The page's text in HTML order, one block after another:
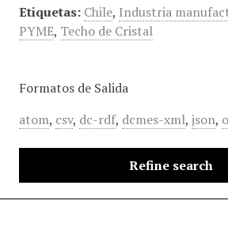
Etiquetas: Chile, Industria
PYME, Techo de Cristal
Formatos de Salida
atom, csv, dc-rdf, dcmes-xml, json,
Refine search